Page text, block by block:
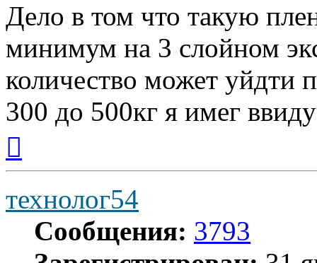
Дело в том что такую
минимум на 3 слойном
количество может уйдти
300 до 500кг я имег
началу
технолог54
Сообщения: 3793